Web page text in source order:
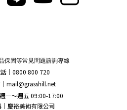
保固等常見問題諮詢專線
｜0800 800 720
mail@grasshill.net
一～週五 09:00-17:00
慶裕美術有限公司